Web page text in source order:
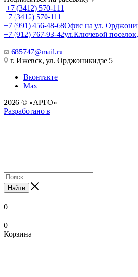
+7 (3412) 570-111
+7 (3412) 570-111
+7 (991) 456-48-68Офис на ул.
+7 (912) 767-93-42ул.Ключевой
685747@mail.ru
г. Ижевск, ул. Орджоникидзе 5
Вконтакте
Max
2026 © «АРГО»
Разработано в
Найти
0
0
Корзина